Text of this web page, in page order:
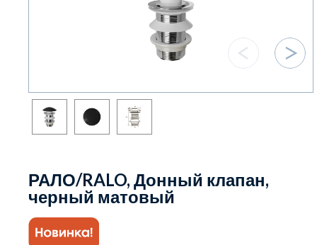
РАЛО/RALO, Донный клапан,
черный матовый